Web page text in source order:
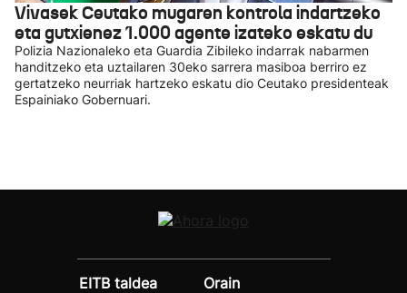
Vivasek Ceutako mugaren kontrola indartzeko
eta gutxienez 1.000 agente izateko eskatu du
Polizia Nazionaleko eta Guardia Zibileko indarrak nabarmen
handitzeko eta uztailaren 30eko sarrera masiboa berriro ez
gertatzeko neurriak hartzeko eskatu dio Ceutako presidenteak
Espainiako Gobernuari.
EITB taldea
Orain